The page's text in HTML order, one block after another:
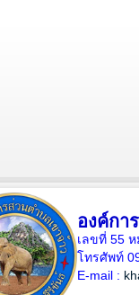
องค์กา
เลขที่ 55
โทรศัพท์
E-mail :